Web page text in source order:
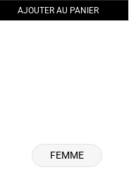
AJOUTER AU PANIER
FEMME